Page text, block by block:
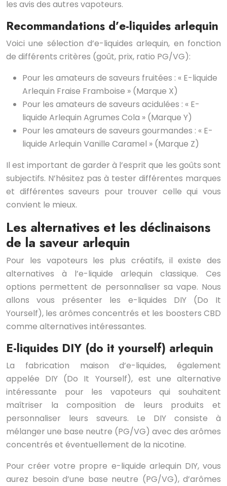
les avis des autres vapoteurs.
Recommandations d’e-liquides arlequin
Voici une sélection d’e-liquides arlequin, en fonction
de différents critères (goût, prix, ratio PG/VG):
Pour les amateurs de saveurs fruitées : « E-liquide
Arlequin Fraise Framboise » (Marque X)
Pour les amateurs de saveurs acidulées : « E-
liquide Arlequin Agrumes Cola » (Marque Y)
Pour les amateurs de saveurs gourmandes : « E-
liquide Arlequin Vanille Caramel » (Marque Z)
Il est important de garder à l’esprit que les goûts sont
subjectifs. N’hésitez pas à tester différentes marques
et différentes saveurs pour trouver celle qui vous
convient le mieux.
Les alternatives et les déclinaisons
de la saveur arlequin
Pour les vapoteurs les plus créatifs, il existe des
alternatives à l’e-liquide arlequin classique. Ces
options permettent de personnaliser sa vape. Nous
allons vous présenter les e-liquides DIY (Do It
Yourself), les arômes concentrés et les boosters CBD
comme alternatives intéressantes.
E-liquides DIY (do it yourself) arlequin
La fabrication maison d’e-liquides, également
appelée DIY (Do It Yourself), est une alternative
intéressante pour les vapoteurs qui souhaitent
maîtriser la composition de leurs produits et
personnaliser leurs saveurs. Le DIY consiste à
mélanger une base neutre (PG/VG) avec des arômes
concentrés et éventuellement de la nicotine.
Pour créer votre propre e-liquide arlequin DIY, vous
aurez besoin d’une base neutre (PG/VG), d’arômes